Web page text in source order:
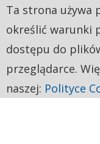
Ta strona używa
określić warunki
dostępu do
przeglądarce.
naszej: Polityce